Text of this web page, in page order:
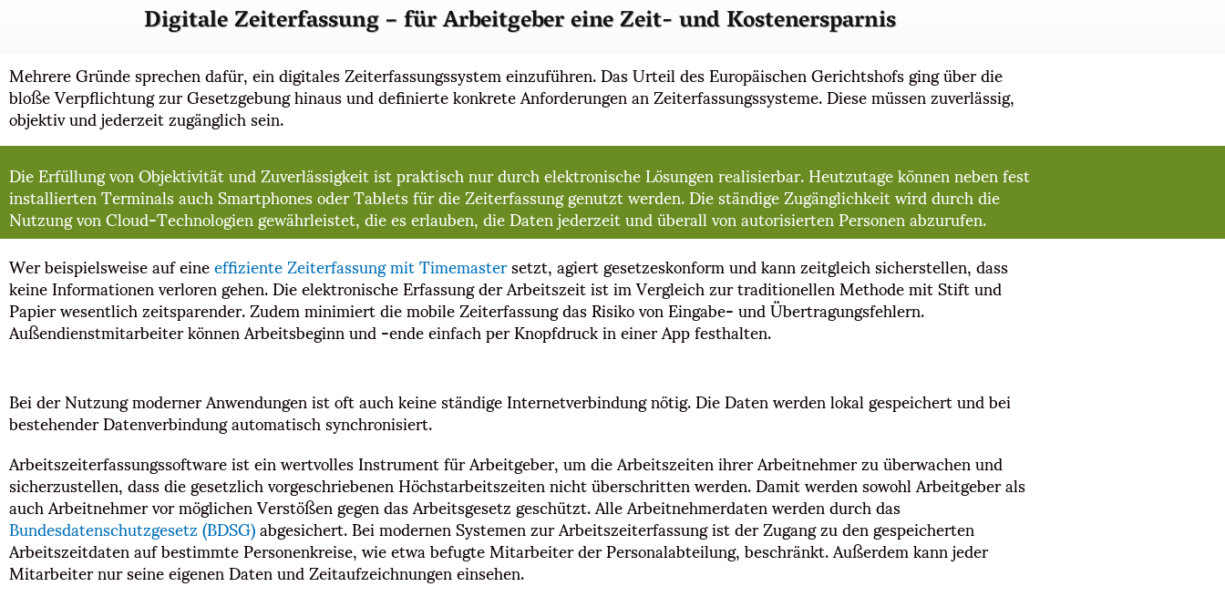
Digitale Zeiterfassung – für Arbeitgeber eine Zeit- und Kostenersparnis
Mehrere Gründe sprechen dafür, ein digitales Zeiterfassungssystem einzuführen. Das Urteil des Europäischen Gerichtshofs ging über die
bloße Verpflichtung zur Gesetzgebung hinaus und definierte konkrete Anforderungen an Zeiterfassungssysteme. Diese müssen zuverlässig,
objektiv und jederzeit zugänglich sein.
Die Erfüllung von Objektivität und Zuverlässigkeit ist praktisch nur durch elektronische Lösungen realisierbar. Heutzutage können neben fest
installierten Terminals auch Smartphones oder Tablets für die Zeiterfassung genutzt werden. Die ständige Zugänglichkeit wird durch die
Nutzung von Cloud-Technologien gewährleistet, die es erlauben, die Daten jederzeit und überall von autorisierten Personen abzurufen.
Wer beispielsweise auf eineeffiziente Zeiterfassung mit Timemastersetzt, agiert gesetzeskonform und kann zeitgleich sicherstellen, dass
keine Informationen verloren gehen. Die elektronische Erfassung der Arbeitszeit ist im Vergleich zur traditionellen Methode mit Stift und
Papier wesentlich zeitsparender. Zudem minimiert die mobile Zeiterfassung das Risiko von Eingabe- und Übertragungsfehlern.
Außendienstmitarbeiter können Arbeitsbeginn und -ende einfach per Knopfdruck in einer App festhalten.
Bei der Nutzung moderner Anwendungen ist oft auch keine ständige Internetverbindung nötig. Die Daten werden lokal gespeichert und bei
bestehender Datenverbindung automatisch synchronisiert.
Arbeitszeiterfassungssoftware ist ein wertvolles Instrument für Arbeitgeber, um die Arbeitszeiten ihrer Arbeitnehmer zu überwachen und
sicherzustellen, dass die gesetzlich vorgeschriebenen Höchstarbeitszeiten nicht überschritten werden. Damit werden sowohl Arbeitgeber als
auch Arbeitnehmer vor möglichen Verstößen gegen das Arbeitsgesetz geschützt. Alle Arbeitnehmerdaten werden durch das
Bundesdatenschutzgesetz (BDSG)abgesichert. Bei modernen Systemen zur Arbeitszeiterfassung ist der Zugang zu den gespeicherten
Arbeitszeitdaten auf bestimmte Personenkreise, wie etwa befugte Mitarbeiter der Personalabteilung, beschränkt. Außerdem kann jeder
Mitarbeiter nur seine eigenen Daten und Zeitaufzeichnungen einsehen.